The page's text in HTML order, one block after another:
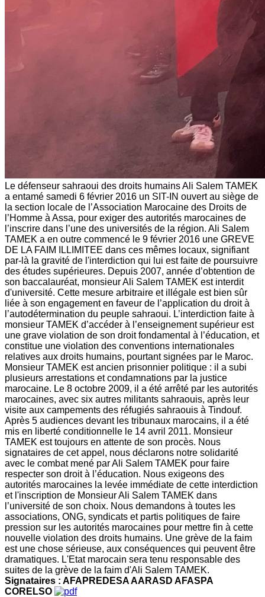
Le défenseur sahraoui des droits humains Ali Salem TAMEK
a entamé samedi 6 février 2016 un SIT-IN ouvert au siège de
la section locale de l’Association Marocaine des Droits de
l’Homme à Assa, pour exiger des autorités marocaines de
l’inscrire dans l’une des universités de la région. Ali Salem
TAMEK a en outre commencé le 9 février 2016 une GREVE
DE LA FAIM ILLIMITEE dans ces mêmes locaux, signifiant
par-là la gravité de l'interdiction qui lui est faite de poursuivre
des études supérieures. Depuis 2007, année d’obtention de
son baccalauréat, monsieur Ali Salem TAMEK est interdit
d'université. Cette mesure arbitraire et illégale est bien sûr
liée à son engagement en faveur de l’application du droit à
l’autodétermination du peuple sahraoui. L’interdiction faite à
monsieur TAMEK d’accéder à l’enseignement supérieur est
une grave violation de son droit fondamental à l’éducation, et
constitue une violation des conventions internationales
relatives aux droits humains, pourtant signées par le Maroc.
Monsieur TAMEK est ancien prisonnier politique : il a subi
plusieurs arrestations et condamnations par la justice
marocaine. Le 8 octobre 2009, il a été arrêté par les autorités
marocaines, avec six autres militants sahraouis, après leur
visite aux campements des réfugiés sahraouis à Tindouf.
Après 5 audiences devant les tribunaux marocains, il a été
mis en liberté conditionnelle le 14 avril 2011. Monsieur
TAMEK est toujours en attente de son procès. Nous
signataires de cet appel, nous déclarons notre solidarité
avec le combat mené par Ali Salem TAMEK pour faire
respecter son droit à l’éducation. Nous exigeons des
autorités marocaines la levée immédiate de cette interdiction
et l'inscription de Monsieur Ali Salem TAMEK dans
l’université de son choix. Nous demandons à toutes les
associations, ONG, syndicats et partis politiques de faire
pression sur les autorités marocaines pour mettre fin à cette
nouvelle violation des droits humains. Une grève de la faim
est une chose sérieuse, aux conséquences qui peuvent être
dramatiques. L'Etat marocain sera tenu responsable des
suites de la grève de la faim d'Ali Salem TAMEK.
Signataires : AFAPREDESA AARASD AFASPA
CORELSO